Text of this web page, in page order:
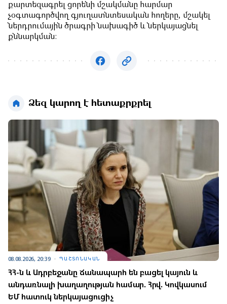
քարտեզագրել ցորենի մշակմանը հարմար
չօգտագործվող գյուղատնտեսական հողերը, մշակել
ներդրումային ծրագրի նախագիծ և ներկայացնել
քննարկման:
Ձեզ կարող է հետաքրքրել
08.08.2026, 20:39 ՊԱՇՏՈՆԱԿԱՆ
ՀՀ-ն և Ադրբեջանը ճանապարհ են բացել կայուն և
անդառնալի խաղաղության համար. Հրվ. Կովկասում
ԵՄ հատուկ ներկայացուցիչ